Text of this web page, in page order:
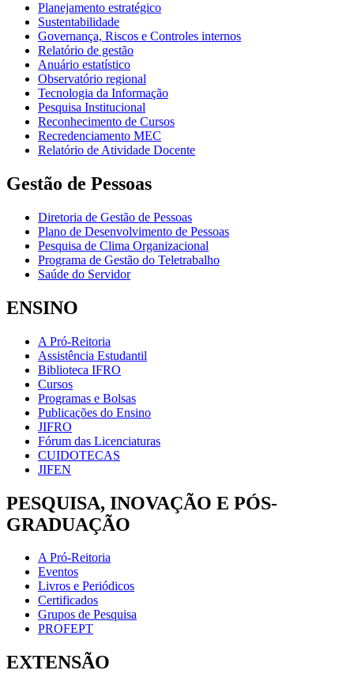
Planejamento estratégico
Sustentabilidade
Governança, Riscos e Controles internos
Relatório de gestão
Anuário estatístico
Observatório regional
Tecnologia da Informação
Pesquisa Institucional
Reconhecimento de Cursos
Recredenciamento MEC
Relatório de Atividade Docente
Gestão de Pessoas
Diretoria de Gestão de Pessoas
Plano de Desenvolvimento de Pessoas
Pesquisa de Clima Organizacional
Programa de Gestão do Teletrabalho
Saúde do Servidor
ENSINO
A Pró-Reitoria
Assistência Estudantil
Biblioteca IFRO
Cursos
Programas e Bolsas
Publicações do Ensino
JIFRO
Fórum das Licenciaturas
CUIDOTECAS
JIFEN
PESQUISA, INOVAÇÃO E PÓS-
GRADUAÇÃO
A Pró-Reitoria
Eventos
Livros e Periódicos
Certificados
Grupos de Pesquisa
PROFEPT
EXTENSÃO